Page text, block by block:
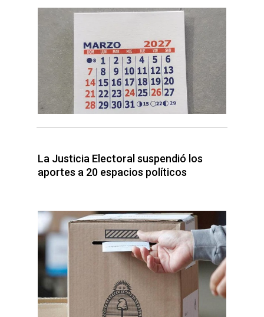
La Justicia Electoral suspendió los
aportes a 20 espacios políticos